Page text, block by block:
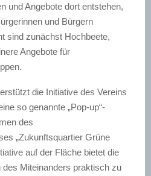
und Angebote dort entstehen,
und Bürgern
sind zunächst Hochbeete,
Angebote für
die Initiative des Vereins
so genannte „Pop-up“-
des
„Zukunftsquartier Grüne
auf der Fläche bietet die
Miteinanders praktisch zu